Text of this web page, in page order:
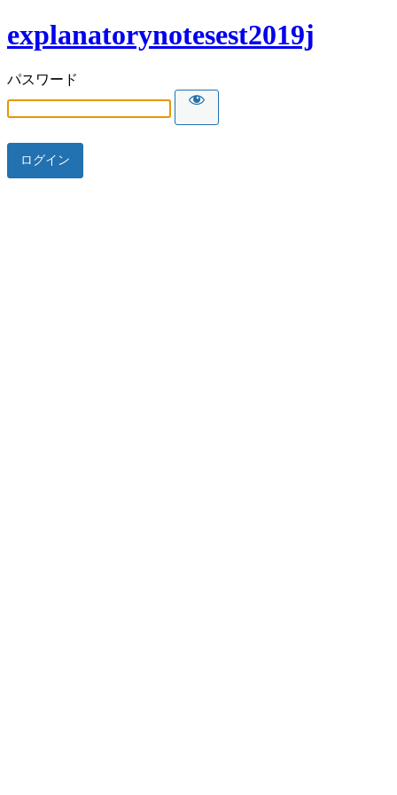
explanatorynotesest2019j
パスワード